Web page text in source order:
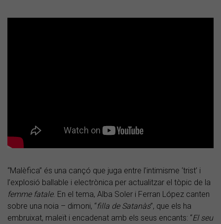
“Malèfica” és una cançó que juga entre l’intimisme ‘trist’ i
l’explosió ballable i electrònica per actualitzar el tòpic de la
femme fatale. En el tema, Alba Soler i Ferran López canten
sobre una noia – dimoni, “filla de Satanàs”, que els ha
embruixat, maleït i encadenat amb els seus encants: “El seu